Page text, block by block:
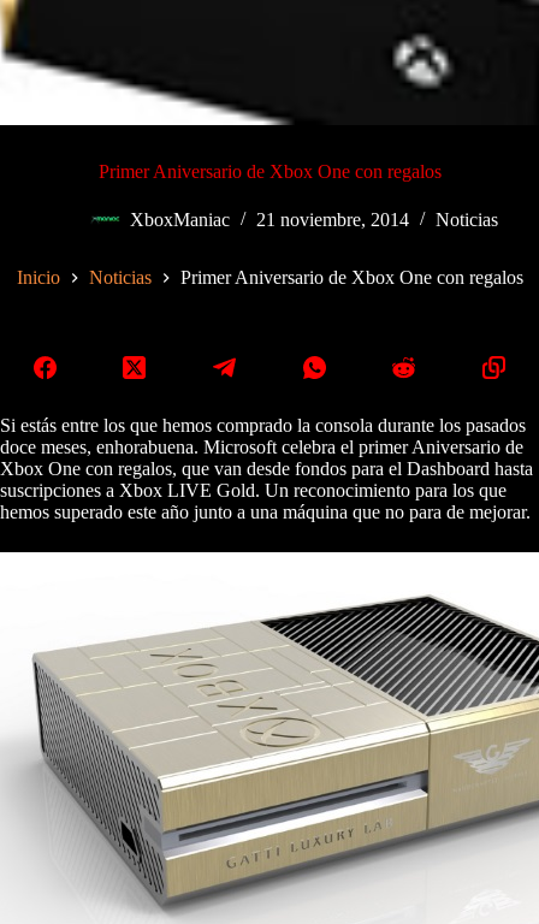
Primer Aniversario de Xbox One con regalos
XboxManiac 21 noviembre, 2014 Noticias
Inicio Noticias Primer Aniversario de Xbox One con regalos
Si estás entre los que hemos comprado la consola durante los pasados
doce meses, enhorabuena. Microsoft celebra el primer Aniversario de
Xbox One con regalos, que van desde fondos para el Dashboard hasta
suscripciones a Xbox LIVE Gold. Un reconocimiento para los que
hemos superado este año junto a una máquina que no para de mejorar.